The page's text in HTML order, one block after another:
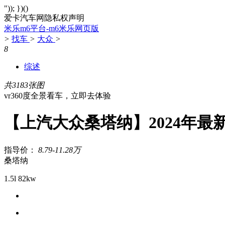
")); })()
爱卡汽车网隐私权声明
米乐m6平台-m6米乐网页版
> 找车 > 大众 >
8
综述
共3183张图
vr360度全景看车，立即去体验
【上汽大众桑塔纳】2024年最
指导价： 8.79-11.28万
桑塔纳
1.5l 82kw